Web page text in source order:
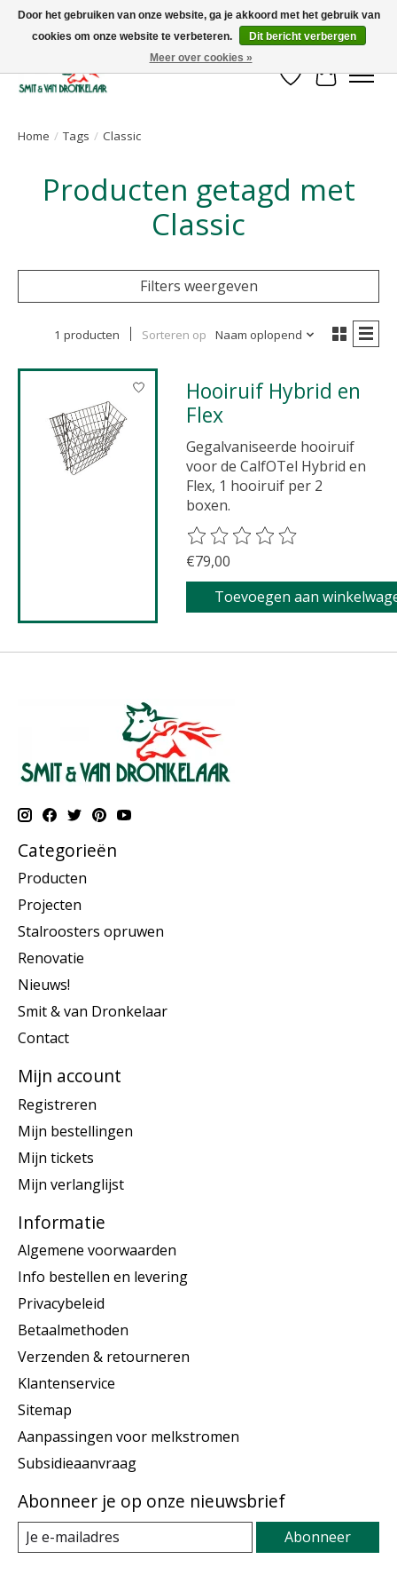
Uw leverancier voor stalinrichtingen en het opruwen van betonvloeren!
Verlanglijst
Home / Tags / Classic
Producten getagd met
Classic
Filters weergeven
1 producten Sorteren op Naam oplopend
Hooiruif Hybrid en
Flex
Gegalvaniseerde hooiruif
voor de CalfOTel Hybrid en
Flex, 1 hooiruif per 2
boxen.
De beoordeling van dit
€79,00
Toevoegen aan
Categorieën
Producten
Projecten
Stalroosters opruwen
Renovatie
Nieuws!
Smit & van Dronkelaar
Contact
Mijn account
Registreren
Mijn bestellingen
Mijn tickets
Mijn verlanglijst
Informatie
Algemene voorwaarden
Info bestellen en levering
Privacybeleid
Betaalmethoden
Verzenden & retourneren
Klantenservice
Sitemap
Aanpassingen voor melkstromen
Subsidieaanvraag
Abonneer je op onze nieuwsbrief
Abonneer
Door het gebruiken van onze website, ga je akkoord met het gebruik van
cookies om onze website te verbeteren.
Dit bericht verbergen
Meer over cookies »